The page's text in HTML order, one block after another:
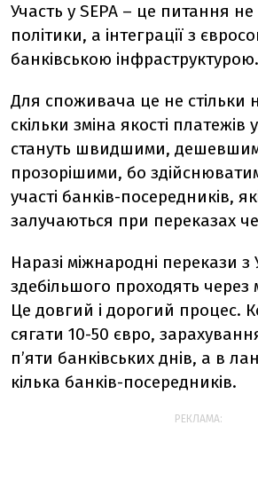
Участь у SEPA – це питання
політики, а інтеграції з
банківською інфраструктурою.
Для споживача це не стільки
скільки зміна якості платежів
стануть швидшими,
прозорішими, бо
участі банків-посередників,
залучаються при переказах
Наразі міжнародні перекази з
здебільшого проходять через
Це довгий і дорогий процес.
сягати 10-50 євро,
пʼяти банківських днів, а в
кілька банків-посередників.
РЕКЛАМА: